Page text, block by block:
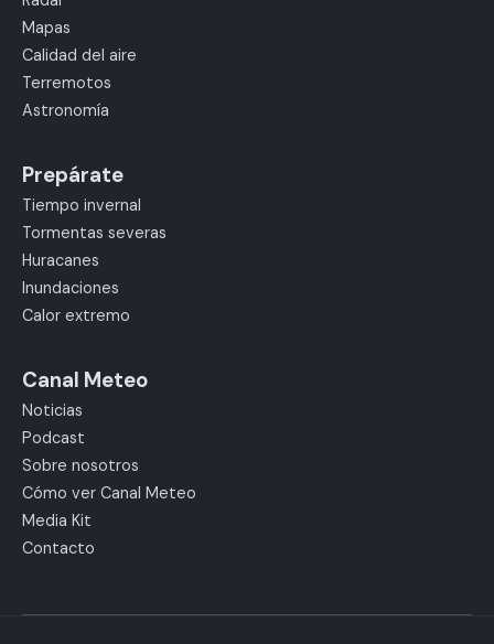
Mapas
Calidad del aire
Terremotos
Astronomía
Prepárate
Tiempo invernal
Tormentas severas
Huracanes
Inundaciones
Calor extremo
Canal Meteo
Noticias
Podcast
Sobre nosotros
Cómo ver Canal Meteo
Media Kit
Contacto